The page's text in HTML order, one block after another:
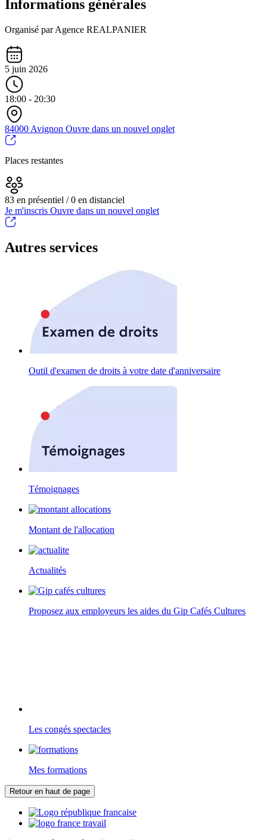
Informations générales
Organisé par Agence REALPANIER
5 juin 2026
18:00 - 20:30
84000 Avignon Ouvre dans un nouvel onglet
Places restantes
83 en présentiel / 0 en distanciel
Je m'inscris Ouvre dans un nouvel onglet
Autres services
Outil d'examen de droits à votre date d'anniversaire
Témoignages
Montant de l'allocation
Actualités
Proposez aux employeurs les aides du Gip Cafés Cultures
Les congés spectacles
Mes formations
Retour en haut de page